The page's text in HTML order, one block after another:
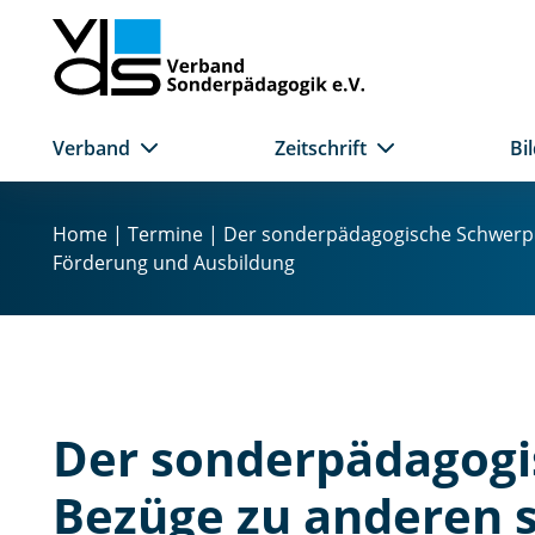
n
Verband Zeitschrift
Home | Termine | Der sonderpädagogische
Förderung und Ausbildung
Der
Bezüge zu anderen